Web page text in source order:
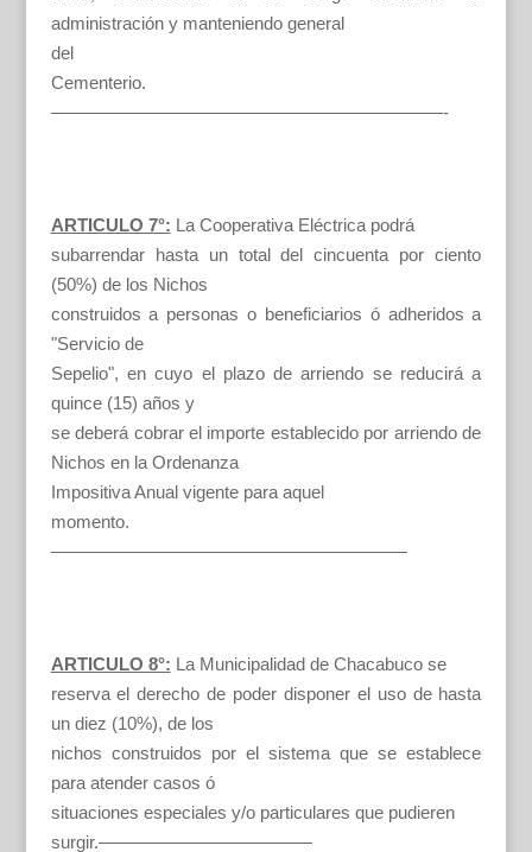
administración y manteniendo general
del
Cementerio.
——————————————————————-
ARTICULO 7°: La Cooperativa Eléctrica podrá
subarrendar hasta un total del cincuenta por ciento
(50%) de los Nichos
construidos a personas o beneficiarios ó adheridos a
"Servicio de
Sepelio", en cuyo el plazo de arriendo se reducirá a
quince (15) años y
se deberá cobrar el importe establecido por arriendo de
Nichos en la Ordenanza
Impositiva Anual vigente para aquel
momento.
————————————————————
ARTICULO 8°: La Municipalidad de Chacabuco se
reserva el derecho de poder disponer el uso de hasta
un diez (10%), de los
nichos construidos por el sistema que se establece
para atender casos ó
situaciones especiales y/o particulares que pudieren
surgir.————————————